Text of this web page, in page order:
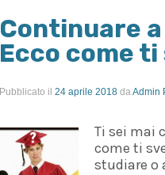
Continuare a
Ecco come ti
Pubblicato il 24 aprile 2018 daAdmin
Ti sei mai
come ti
studiare o